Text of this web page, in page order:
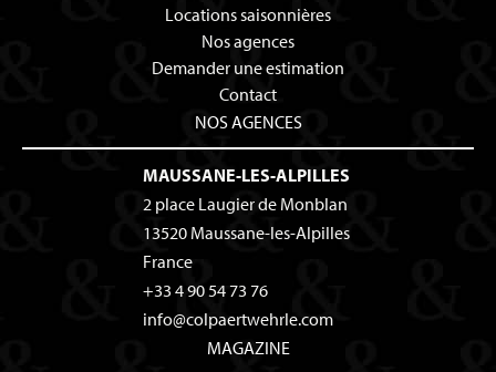
Locations saisonnières
Nos agences
Demander une estimation
Contact
NOS AGENCES
MAUSSANE-LES-ALPILLES
2 place Laugier de Monblan
13520 Maussane-les-Alpilles
France
+33 4 90 54 73 76
info@colpaertwehrle.com
MAGAZINE